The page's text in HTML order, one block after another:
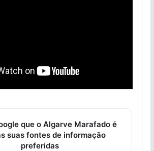
que o Algarve Marafado é
suas fontes de informação
preferidas